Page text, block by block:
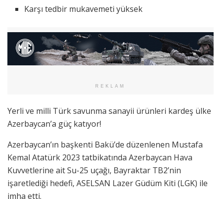
Karşı tedbir mukavemeti yüksek
REKLAM
Yerli ve milli Türk savunma sanayii ürünleri kardeş ülke
Azerbaycan’a güç katıyor!
Azerbaycan’ın başkenti Bakü’de düzenlenen Mustafa
Kemal Atatürk 2023 tatbikatında Azerbaycan Hava
Kuvvetlerine ait Su-25 uçağı, Bayraktar TB2’nin
işaretlediği hedefi, ASELSAN Lazer Güdüm Kiti (LGK) ile
imha etti.